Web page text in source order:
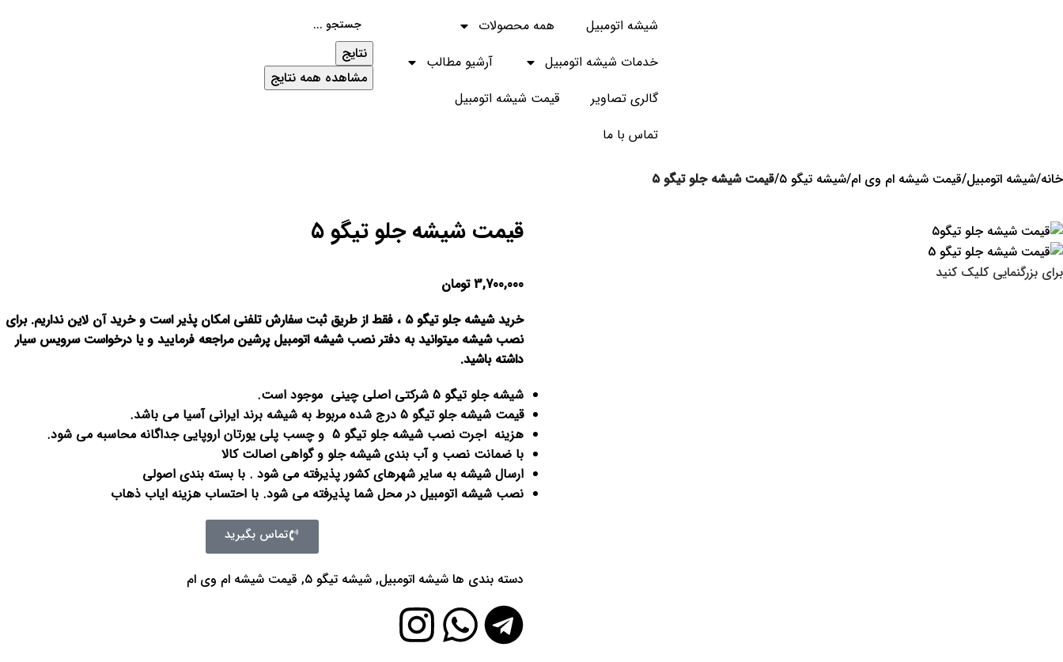
شیشه اتومبیل
همه محصولات
خدمات شیشه اتومبیل
آرشیو مطالب
گالری تصاویر
قیمت شیشه اتومبیل
تماس با ما
نتایج
مشاهده همه نتایج
خانه شیشه اتومبیل قیمت شیشه ام وی ام شیشه تیگو ۵ قیمت شیشه جلو تیگو ۵
برای بزرگنمایی کلیک کنید
قیمت شیشه جلو تیگو ۵
3,700,000 تومان
خرید شیشه جلو تیگو ۵ ، فقط از طریق ثبت سفارش تلفنی امکان پذیر است و خرید آن لاین نداریم. برای
نصب شیشه میتوانید به دفتر نصب شیشه اتومبیل پرشین مراجعه فرمایید و یا درخواست سرویس سیار
داشته باشید.
شیشه جلو تیگو ۵ شرکتی اصلی چینی موجود است.
قیمت شیشه جلو تیگو ۵ درج شده مربوط به شیشه برند ایرانی آسیا می باشد.
هزینه اجرت نصب شیشه جلو تیگو 5 و چسب پلی یورتان اروپایی جداگانه محاسبه می شود.
با ضمانت نصب و آب بندی شیشه جلو و گواهی اصالت کالا
ارسال شیشه به سایر شهرهای کشور پذیرفته می شود . با بسته بندی اصولی
نصب شیشه اتومبیل در محل شما پذیرفته می شود. با احتساب هزینه ایاب ذهاب
تماس بگیرید
دسته بندی ها شیشه اتومبیل, شیشه تیگو ۵ , قیمت شیشه ام وی ام